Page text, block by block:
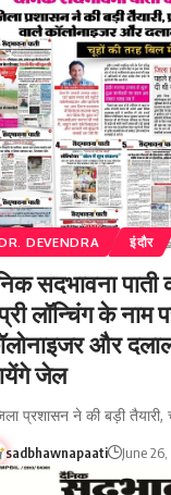
DEVENDRA इंदौर
सदभावना
लॉन्चिंग के
और
जेल
प्रशासन ने की बड़ी
sadbhawnapaati June